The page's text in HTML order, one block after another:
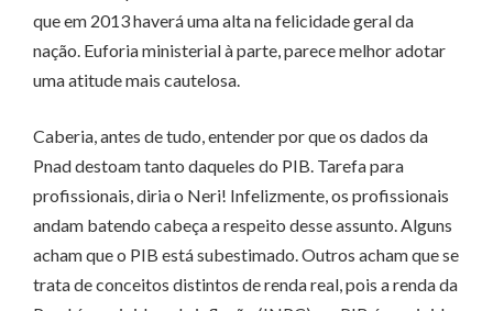
que em 2013 haverá uma alta na felicidade geral da
nação. Euforia ministerial à parte, parece melhor adotar
uma atitude mais cautelosa.
Caberia, antes de tudo, entender por que os dados da
Pnad destoam tanto daqueles do PIB. Tarefa para
profissionais, diria o Neri! Infelizmente, os profissionais
andam batendo cabeça a respeito desse assunto. Alguns
acham que o PIB está subestimado. Outros acham que se
trata de conceitos distintos de renda real, pois a renda da